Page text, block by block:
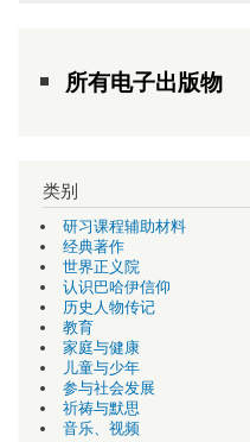
所有电子出版物
类别
研习课程辅助材料
经典著作
世界正义院
认识巴哈伊信仰
历史人物传记
教育
家庭与健康
儿童与少年
参与社会发展
祈祷与默思
音乐、视频